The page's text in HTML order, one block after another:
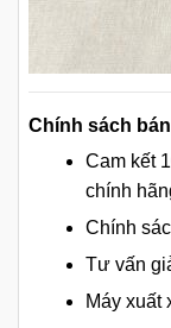
Chính sách
Cam kết
chính
Chính
Tư vấn
Máy xuất